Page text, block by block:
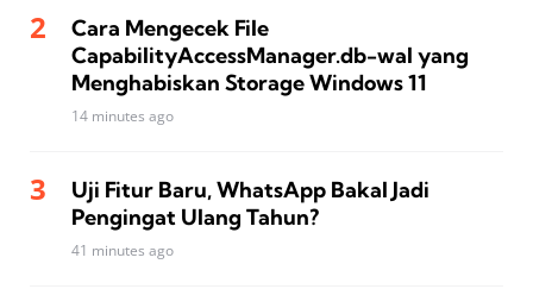
Cara Mengecek File
CapabilityAccessManager.db-wal yang
Menghabiskan Storage Windows 11
14 minutes ago
Uji Fitur Baru, WhatsApp Bakal Jadi
Pengingat Ulang Tahun?
41 minutes ago